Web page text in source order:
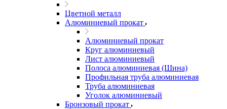
Цветной металл
Алюминиевый прокат
Алюминиевый прокат
Круг алюминиевый
Лист алюминиевый
Полоса алюминиевая (Шина)
Профильная труба алюминиевая
Труба алюминиевая
Уголок алюминиевый
Бронзовый прокат